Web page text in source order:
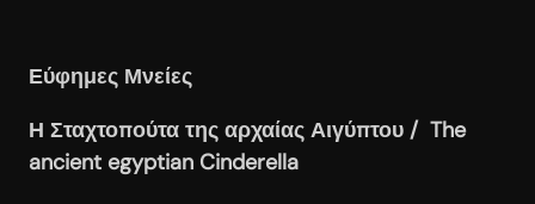
Εύφημες Μνείες
Η Σταχτοπούτα της αρχαίας Αιγύπτου / The
ancient egyptian Cinderella